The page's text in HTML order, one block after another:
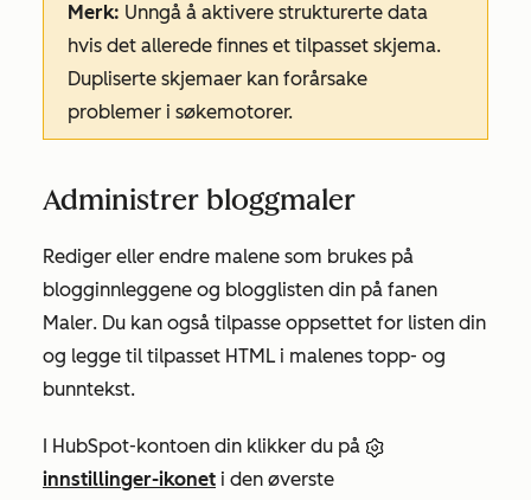
Merk: Unngå å aktivere strukturerte data
hvis det allerede finnes et tilpasset skjema.
Dupliserte skjemaer kan forårsake
problemer i søkemotorer.
Administrer bloggmaler
Rediger eller endre malene som brukes på
blogginnleggene og blogglisten din på fanen
Maler. Du kan også tilpasse oppsettet for listen din
og legge til tilpasset HTML i malenes topp- og
bunntekst.
I HubSpot-kontoen din klikker du på
innstillinger-ikonet i den øverste